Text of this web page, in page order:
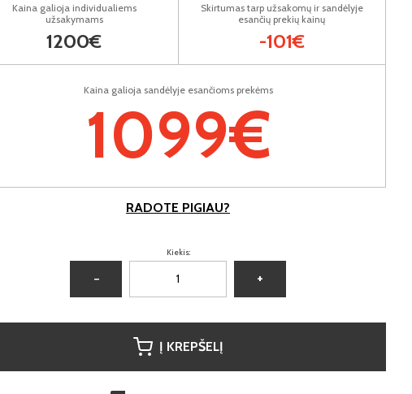
Kaina galioja sandėlyje esančioms prekėms
1099€
Kaina galioja individualiems
užsakymams
1200€
Skirtumas tarp užsakomų ir sandėlyje
esančių prekių kainų
-101€
RADOTE PIGIAU?
Kiekis:
− +
Į KREPŠELĮ